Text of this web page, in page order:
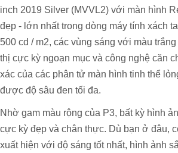
inch 2019 Silver (MVVL2) với màn hình
đẹp - lớn nhất trong dòng máy tính xách
500 cd / m2, các vùng sáng với màu
thị cực kỳ ngoạn mục và công nghệ căn
xác của các phân tử màn hình tinh thể
được độ sâu đen tối đa.
Nhờ gam màu rộng của P3, bất kỳ hình
cực kỳ đẹp và chân thực. Dù bạn ở đâu,
xuất hiện với độ sáng tốt nhất, hình ảnh